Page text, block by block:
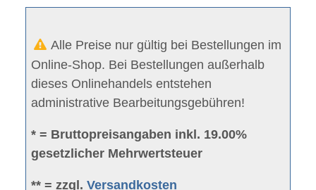
Alle Preise nur gültig bei Bestellungen im
Online-Shop. Bei Bestellungen außerhalb
dieses Onlinehandels entstehen
administrative Bearbeitungsgebühren!
* = Bruttopreisangaben inkl. 19.00%
gesetzlicher Mehrwertsteuer
** = zzgl.Versandkosten